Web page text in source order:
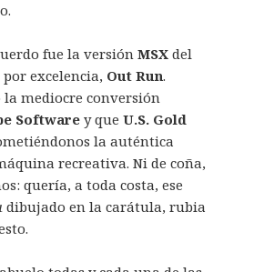
fue la versiónMSXdel
excelencia, Out Run.
la mediocre conversión
Software y que U.S. Gold
la auténtica
recreativa. Ni de coña,
quería, a toda costa, ese
dibujado en la carátula, rubia